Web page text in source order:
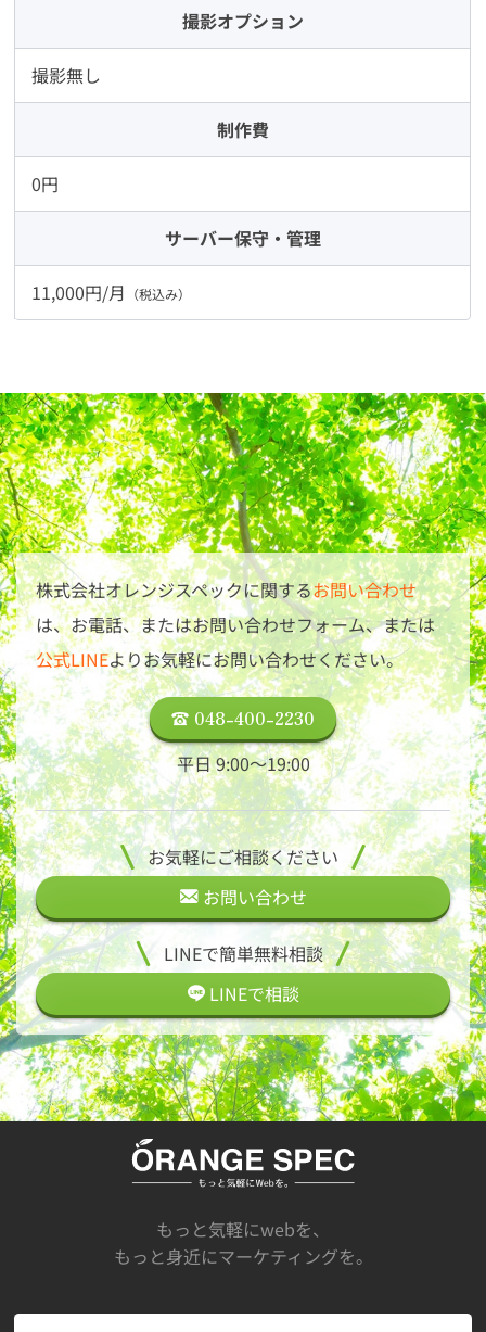
撮影オプション
撮影無し
制作費
0円
サーバー保守・管理
11,000円/月 （税込み）
株式会社オレンジスペックに関するお問い合わせ
は、お電話、またはお問い合わせフォーム、または
公式LINEよりお気軽にお問い合わせください。
048-400-2230
平日 9:00〜19:00
お気軽にご相談ください
お問い合わせ
LINEで簡単無料相談
LINEで相談
もっと気軽にwebを、
もっと身近にマーケティングを。